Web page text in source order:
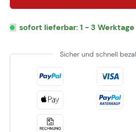
sofort lieferbar: 1 - 3 Werktage
Sicher und schnell